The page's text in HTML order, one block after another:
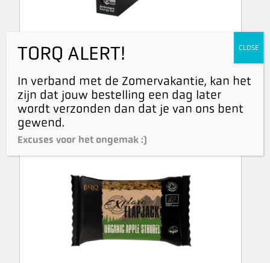
Guarana)
€40,32excl. BTW
TORQ ALERT!
In verband met de Zomervakantie, kan het
zijn dat jouw bestelling een dag later
wordt verzonden dan dat je van ons bent
gewend.
Excuses voor het ongemak :)
CLOSE